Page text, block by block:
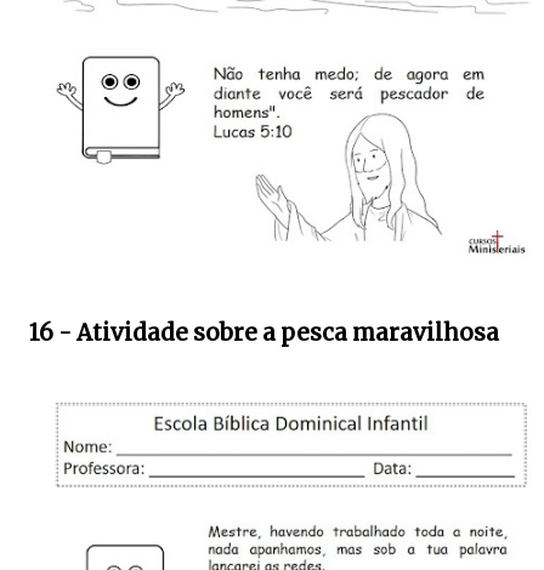
16 - Atividade sobre a pesca maravilhosa